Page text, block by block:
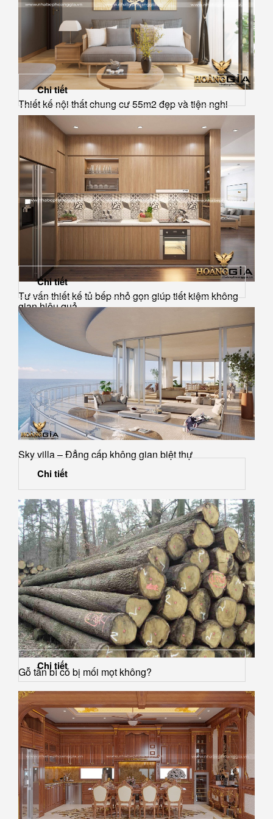
Thiết kế nội thất chung cư 55m2 đẹp và tiện nghi
Chi tiết
Tư vấn thiết kế tủ bếp nhỏ gọn giúp tiết kiệm không
gian hiệu quả
Chi tiết
Sky villa – Đẳng cấp không gian biệt thự
Chi tiết
Gỗ tần bì có bị mối mọt không?
Chi tiết